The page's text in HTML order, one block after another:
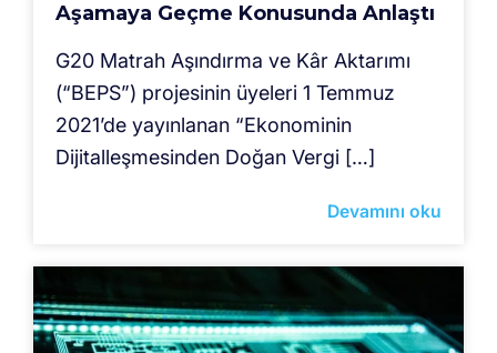
Aşamaya Geçme Konusunda Anlaştı
G20 Matrah Aşındırma ve Kâr Aktarımı
(“BEPS”) projesinin üyeleri 1 Temmuz
2021’de yayınlanan “Ekonominin
Dijitalleşmesinden Doğan Vergi […]
Devamını oku